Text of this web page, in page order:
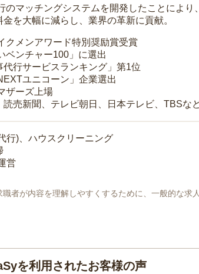
のマッチングシステムを開発したことによ
を大幅に減らし、業界の革新に貢献。
メンアワード特別奨励賞受賞
ンチャー100」に選出
行サービスランキング」第1位
ユニコーン」企業選出
ザーズ上場
売新聞、テレビ朝日、日本テレビ、TBSな
行)、ハウスクリーニング
営
が内容を理解しやすくするために、一般的な求
を利用されたお客様の声